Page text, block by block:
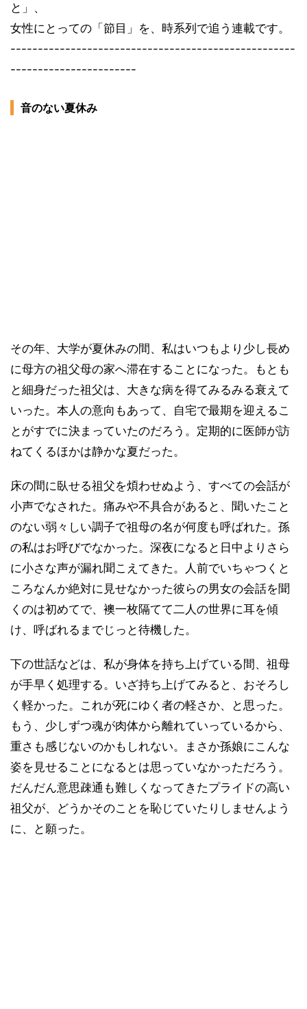
と」、
女性にとっての「節目」を、時系列で追う連載です。
----------------------------------------------------
-----------------------
音のない夏休み
その年、大学が夏休みの間、私はいつもより少し長め
に母方の祖父母の家へ滞在することになった。もとも
と細身だった祖父は、大きな病を得てみるみる衰えて
いった。本人の意向もあって、自宅で最期を迎えるこ
とがすでに決まっていたのだろう。定期的に医師が訪
ねてくるほかは静かな夏だった。
床の間に臥せる祖父を煩わせぬよう、すべての会話が
小声でなされた。痛みや不具合があると、聞いたこと
のない弱々しい調子で祖母の名が何度も呼ばれた。孫
の私はお呼びでなかった。深夜になると日中よりさら
に小さな声が漏れ聞こえてきた。人前でいちゃつくと
ころなんか絶対に見せなかった彼らの男女の会話を聞
くのは初めてで、襖一枚隔てて二人の世界に耳を傾
け、呼ばれるまでじっと待機した。
下の世話などは、私が身体を持ち上げている間、祖母
が手早く処理する。いざ持ち上げてみると、おそろし
く軽かった。これが死にゆく者の軽さか、と思った。
もう、少しずつ魂が肉体から離れていっているから、
重さも感じないのかもしれない。まさか孫娘にこんな
姿を見せることになるとは思っていなかっただろう。
だんだん意思疎通も難しくなってきたプライドの高い
祖父が、どうかそのことを恥じていたりしませんよう
に、と願った。